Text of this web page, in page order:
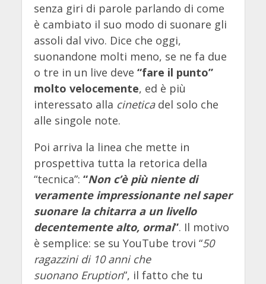
senza giri di parole parlando di come
è cambiato il suo modo di suonare gli
assoli dal vivo. Dice che oggi,
suonandone molti meno, se ne fa due
o tre in un live deve “fare il punto”
molto velocemente, ed è più
interessato alla cineticadel solo che
alle singole note. ​
Poi arriva la linea che mette in
prospettiva tutta la retorica della
“tecnica”: “Non c’è più niente di
veramente impressionante nel saper
suonare la chitarra a un livello
decentemente alto, ormai”. Il motivo
è semplice: se su YouTube trovi “50
ragazzini di 10 anni che
suonano Eruption”, il fatto che tu